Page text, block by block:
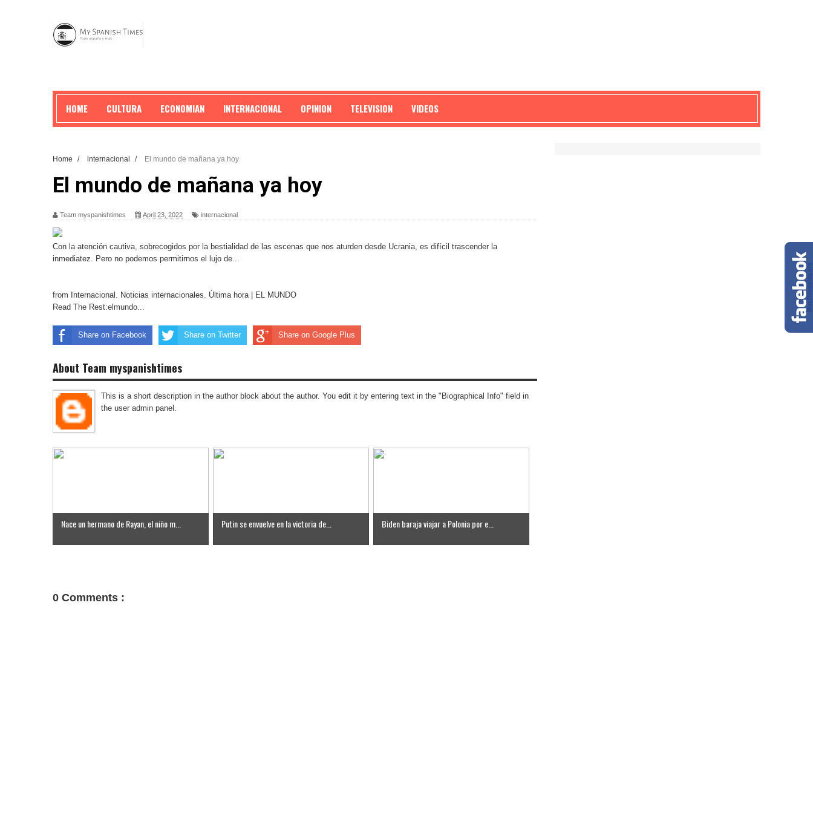
HOME CULTURA ECONOMIAN INTERNACIONAL OPINION TELEVISION VIDEOS
Home / internacional / El mundo de mañana ya hoy
El mundo de mañana ya hoy
Team myspanishtimes April 23, 2022 internacional
Con la atención cautiva, sobrecogidos por la bestialidad de las escenas que nos aturden desde Ucrania, es difícil trascender la
inmediatez. Pero no podemos permitirnos el lujo de...
from Internacional. Noticias internacionales. Última hora | EL MUNDO
Read The Rest:elmundo...
Share on Facebook Share on Twitter Share on Google Plus
About Team myspanishtimes
This is a short description in the author block about the author. You edit it by entering text in the "Biographical Info" field in
the user admin panel.
Nace un hermano de Rayan, el niño m... Putin se envuelve en la victoria de... Biden baraja viajar a Polonia por e...
0 Comments :